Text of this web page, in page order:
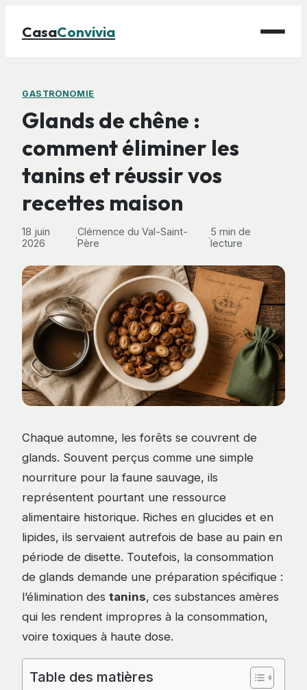
CasaConvivia
Maison
Bricolage
Gastronomie
Jardinage
GASTRONOMIE
Glands de chêne :
comment éliminer les
tanins et réussir vos
recettes maison
18 juin
2026
·Clémence du Val-Saint-
Père
·5 min de
lecture
Chaque automne, les forêts se couvrent de
glands. Souvent perçus comme une simple
nourriture pour la faune sauvage, ils
représentent pourtant une ressource
alimentaire historique. Riches en glucides et en
lipides, ils servaient autrefois de base au pain en
période de disette. Toutefois, la consommation
de glands demande une préparation spécifique :
l’élimination des tanins, ces substances amères
qui les rendent impropres à la consommation,
voire toxiques à haute dose.
Table des matières